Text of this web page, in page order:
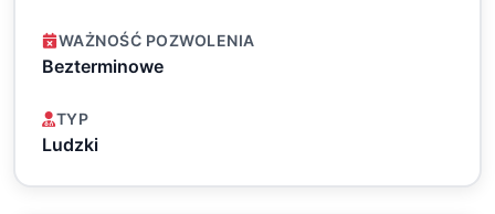
WAŻNOŚĆ POZWOLENIA
Bezterminowe
TYP
Ludzki